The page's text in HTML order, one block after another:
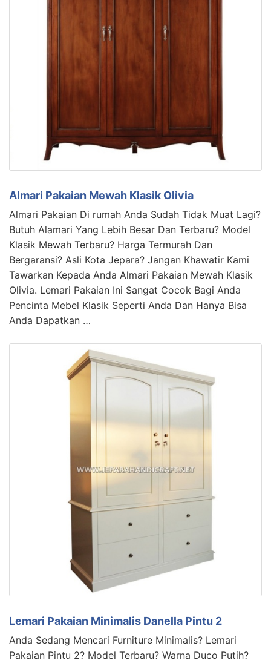
Almari Pakaian Mewah Klasik Olivia
Almari Pakaian Di rumah Anda Sudah Tidak Muat Lagi?
Butuh Alamari Yang Lebih Besar Dan Terbaru? Model
Klasik Mewah Terbaru? Harga Termurah Dan
Bergaransi? Asli Kota Jepara? Jangan Khawatir Kami
Tawarkan Kepada Anda Almari Pakaian Mewah Klasik
Olivia. Lemari Pakaian Ini Sangat Cocok Bagi Anda
Pencinta Mebel Klasik Seperti Anda Dan Hanya Bisa
Anda Dapatkan …
Lemari Pakaian Minimalis Danella Pintu 2
Anda Sedang Mencari Furniture Minimalis? Lemari
Pakaian Pintu 2? Model Terbaru? Warna Duco Putih?